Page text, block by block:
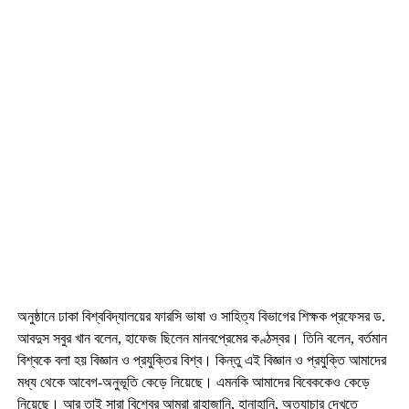
অনুষ্ঠানে ঢাকা বিশ্ববিদ্যালয়ের ফারসি ভাষা ও সাহিত্য বিভাগের শিক্ষক প্রফেসর ড.
আবদুস সবুর খান বলেন, হাফেজ ছিলেন মানবপ্রেমের কণ্ঠস্বর। তিনি বলেন, বর্তমান
বিশ্বকে বলা হয় বিজ্ঞান ও প্রযুক্তির বিশ্ব। কিন্তু এই বিজ্ঞান ও প্রযুক্তি আমাদের
মধ্য থেকে আবেগ-অনুভূতি কেড়ে নিয়েছে। এমনকি আমাদের বিবেককেও কেড়ে
নিয়েছে। আর তাই সারা বিশ্বের আমরা রাহাজানি, হানাহানি, অত্যাচার দেখতে